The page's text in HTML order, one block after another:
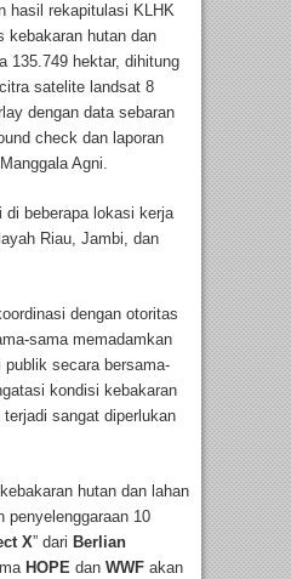
hasil rekapitulasi KLHK
kebakaran hutan dan
135.749 hektar, dihitung
satelite landsat 8
dengan data sebaran
check dan laporan
Agni.
di beberapa lokasi kerja
Riau, Jambi, dan
dengan otoritas
sama memadamkan
secara bersama-
kondisi kebakaran
sangat diperlukan
hutan dan lahan
penyelenggaraan 10
X” dari Berlian
HOPE dan WWF akan